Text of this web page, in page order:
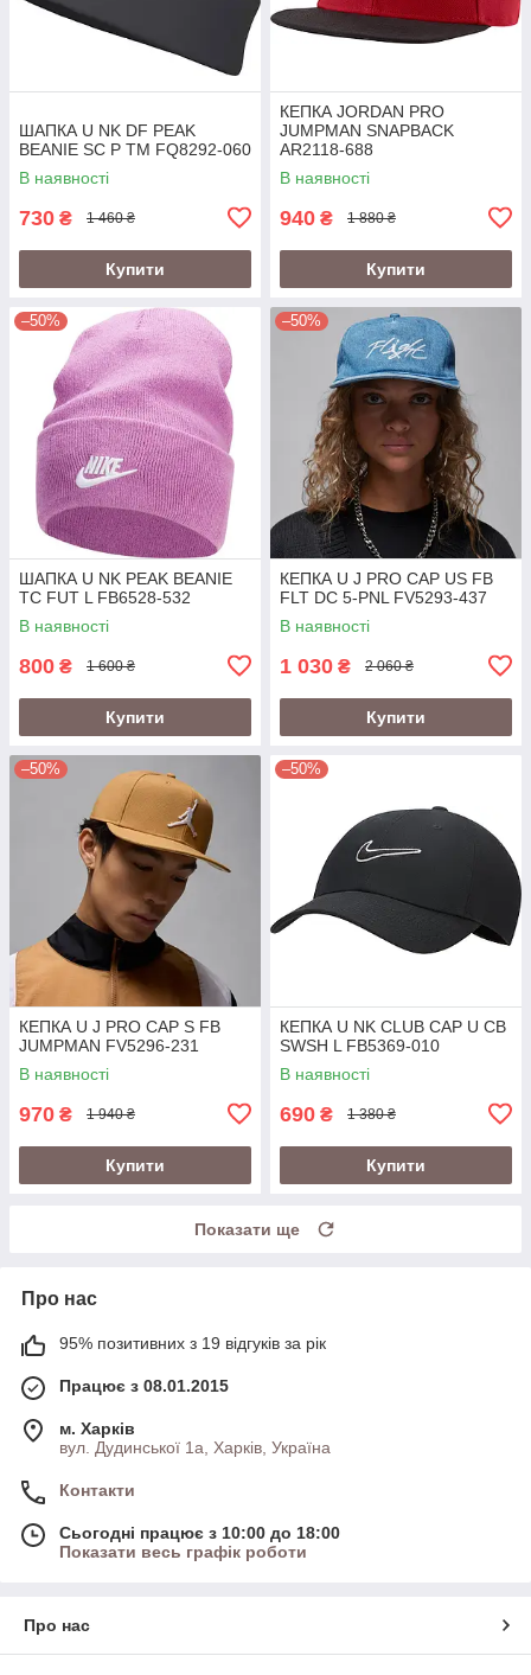
ШАПКА U NK DF PEAK
BEANIE SC P TM FQ8292-060
В наявності
730 ₴ 1 460 ₴
Купити
КЕПКА JORDAN PRO
JUMPMAN SNAPBACK
AR2118-688
В наявності
940 ₴ 1 880 ₴
Купити
–50%
ШАПКА U NK PEAK BEANIE
TC FUT L FB6528-532
В наявності
800 ₴ 1 600 ₴
Купити
–50%
КЕПКА U J PRO CAP US FB
FLT DC 5-PNL FV5293-437
В наявності
1 030 ₴ 2 060 ₴
Купити
–50%
КЕПКА U J PRO CAP S FB
JUMPMAN FV5296-231
В наявності
970 ₴ 1 940 ₴
Купити
–50%
КЕПКА U NK CLUB CAP U CB
SWSH L FB5369-010
В наявності
690 ₴ 1 380 ₴
Купити
Показати ще
Про нас
95% позитивних з 19 відгуків за рік
Працює з 08.01.2015
м. Харків
вул. Дудинської 1а, Харків, Україна
Контакти
Сьогодні працює з 10:00 до 18:00
Показати весь графік роботи
Про нас